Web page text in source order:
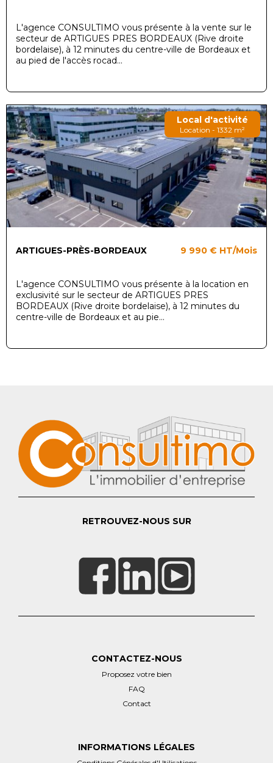
L'agence CONSULTIMO vous présente à la vente sur le
secteur de ARTIGUES PRES BORDEAUX (Rive droite
bordelaise), à 12 minutes du centre-ville de Bordeaux et
au pied de l'accès rocad...
Local d'activité
Location - 1332 m²
ARTIGUES-PRÈS-BORDEAUX 9 990 € HT/Mois
L'agence CONSULTIMO vous présente à la location en
exclusivité sur le secteur de ARTIGUES PRES
BORDEAUX (Rive droite bordelaise), à 12 minutes du
centre-ville de Bordeaux et au pie...
RETROUVEZ-NOUS SUR
CONTACTEZ-NOUS
Proposez votre bien
FAQ
Contact
INFORMATIONS LÉGALES